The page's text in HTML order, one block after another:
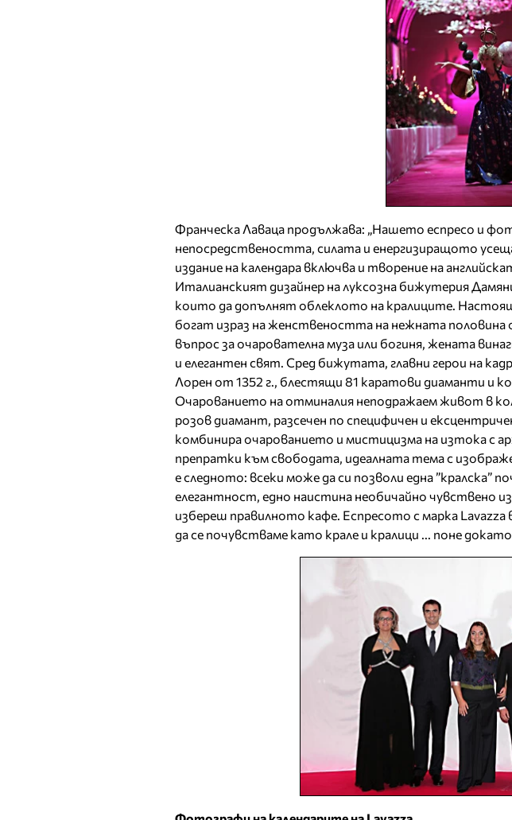
Франческа Лаваца продължава: „Нашето еспресо и
непосредствеността, силата и енергизиращото
издание на календара включва и творение на
Италианският дизайнер на луксозна бижутерия
които да допълнят облеклото на кралиците.
богат израз на женствеността на нежната
въпрос за очарователна муза или богиня, жената
и елегантен свят. Сред бижутата, главни герои на
Лорен от 1352 г., блестящи 81 каратови диаманти и
Очарованието на отминалия неподражаем живот в
розов диамант, разсечен по специфичен и
комбинира очарованието и мистицизма на изтока с
препратки към свободата, идеалната тема с
е следното: всеки може да си позволи една ”кралска”
елегантност, едно наистина необичайно чувствено
избереш правилното кафе. Еспресото с марка Lavazza
да се почувстваме като крале и кралици ... поне